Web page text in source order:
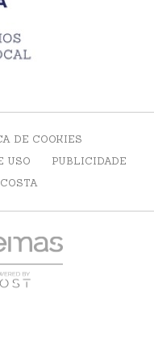
DE COOKIES
USO
PUBLICIDADE